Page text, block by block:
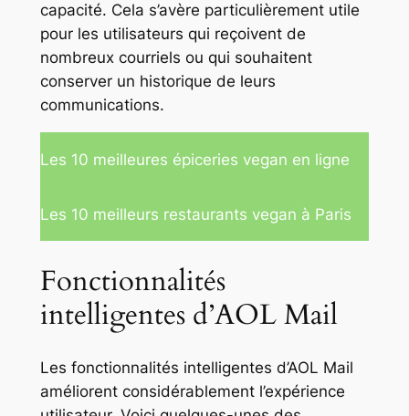
capacité. Cela s’avère particulièrement utile
pour les utilisateurs qui reçoivent de
nombreux courriels ou qui souhaitent
conserver un historique de leurs
communications.
Les 10 meilleures épiceries vegan en ligne
Les 10 meilleurs restaurants vegan à Paris
Fonctionnalités
intelligentes d’AOL Mail
Les fonctionnalités intelligentes d’AOL Mail
améliorent considérablement l’expérience